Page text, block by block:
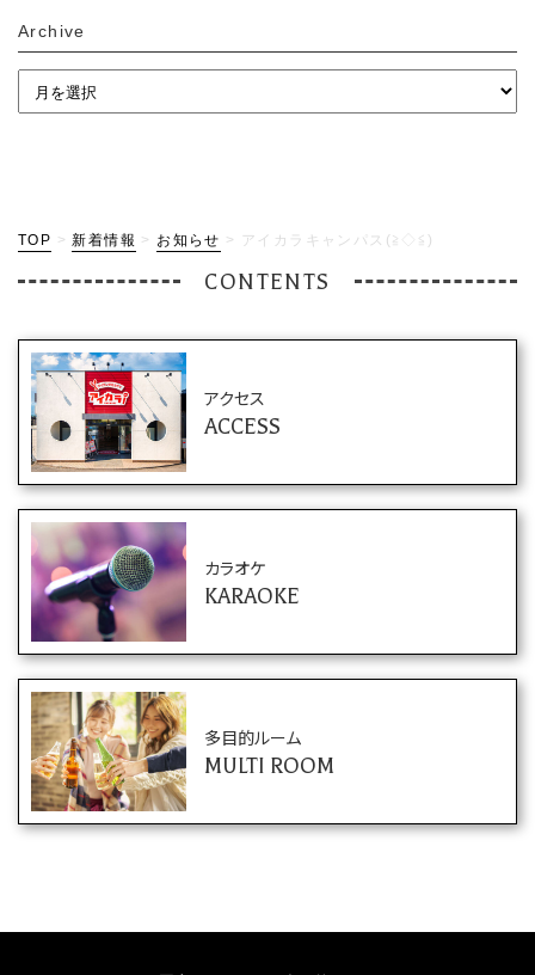
Archive
TOP >新着情報 > お知らせ > アイカラキャンパス(≧◇≦)
CONTENTS
アクセス
ACCESS
カラオケ
KARAOKE
多目的ルーム
MULTI ROOM